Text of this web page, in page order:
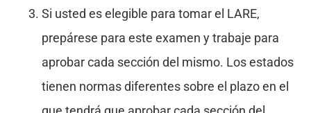
Si usted es elegible para tomar el LARE,
prepárese para este examen y trabaje para
aprobar cada sección del mismo. Los estados
tienen normas diferentes sobre el plazo en el